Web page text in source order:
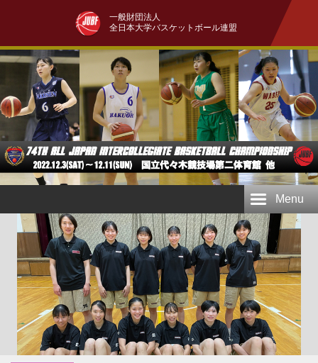
一般財団法人
全日本大学バスケットボール連盟
Menu